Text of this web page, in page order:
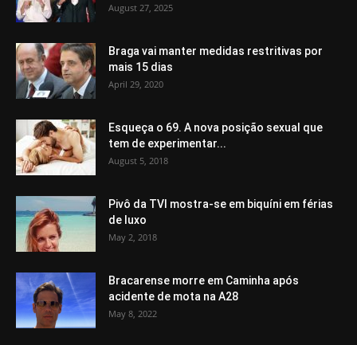
August 27, 2025
Braga vai manter medidas restritivas por
mais 15 dias
April 29, 2020
Esqueça o 69. A nova posição sexual que
tem de experimentar...
August 5, 2018
Pivô da TVI mostra-se em biquíni em férias
de luxo
May 2, 2018
Bracarense morre em Caminha após
acidente de mota na A28
May 8, 2022